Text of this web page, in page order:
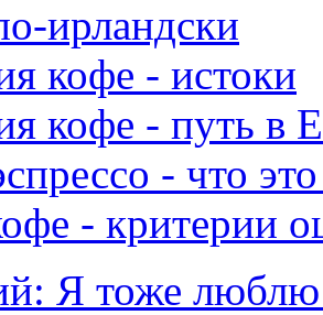
ирландски
кофе - истоки
кофе - путь в
- что это
- критерии
Я тоже